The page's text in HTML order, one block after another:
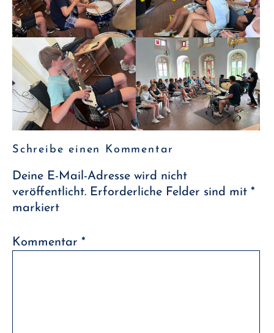
Schreibe einen Kommentar
Deine E-Mail-Adresse wird nicht
veröffentlicht. Erforderliche Felder sind mit *
markiert
Kommentar *